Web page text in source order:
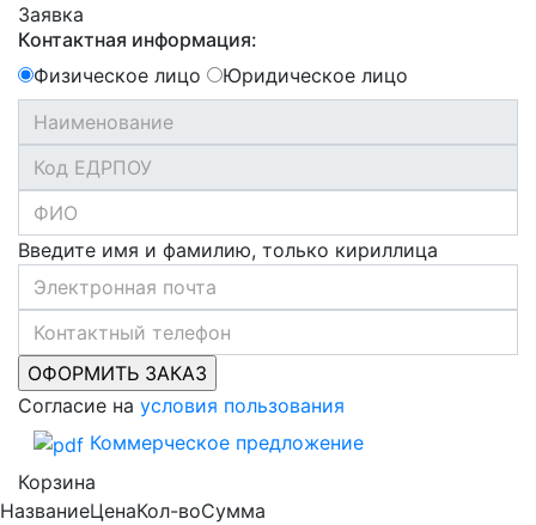
Заявка
Контактная информация:
Физическое лицо
Юридическое лицо
Введите имя и фамилию, только кириллица
Согласие на условия пользования
Коммерческое предложение
Корзина
НазваниеЦенаКол-воСумма